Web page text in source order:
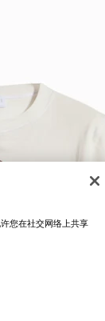
您在社交网络上共享